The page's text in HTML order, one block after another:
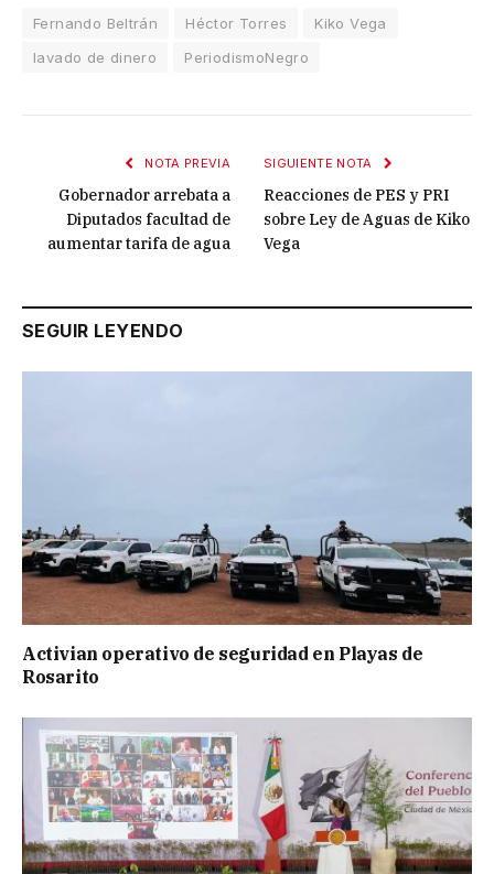
Fernando Beltrán Héctor Torres
Kiko Vega
lavado de dinero
PeriodismoNegro
NOTA PREVIA
Gobernador arrebata a
Diputados facultad de
aumentar tarifa de agua
SIGUIENTE NOTA
Reacciones de PES y PRI
sobre Ley de Aguas de Kiko
Vega
SEGUIR LEYENDO
Activian operativo de seguridad en Playas de
Rosarito